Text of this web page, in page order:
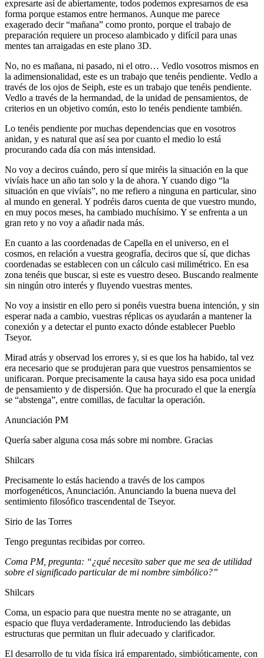
expresarte así de abiertamente, todos podemos expresarnos de esa
forma porque estamos entre hermanos. Aunque me parece
exagerado decir “mañana” como pronto, porque el trabajo de
preparación requiere un proceso alambicado y difícil para unas
mentes tan arraigadas en este plano 3D.
No, no es mañana, ni pasado, ni el otro… Vedlo vosotros mismos en
la adimensionalidad, este es un trabajo que tenéis pendiente. Vedlo a
través de los ojos de Seiph, este es un trabajo que tenéis pendiente.
Vedlo a través de la hermandad, de la unidad de pensamientos, de
criterios en un objetivo común, esto lo tenéis pendiente también.
Lo tenéis pendiente por muchas dependencias que en vosotros
anidan, y es natural que así sea por cuanto el medio lo está
procurando cada día con más intensidad.
No voy a deciros cuándo, pero sí que miréis la situación en la que
vivíais hace un año tan solo y la de ahora. Y cuando digo “la
situación en que vivíais”, no me refiero a ninguna en particular, sino
al mundo en general. Y podréis daros cuenta de que vuestro mundo,
en muy pocos meses, ha cambiado muchísimo. Y se enfrenta a un
gran reto y no voy a añadir nada más.
En cuanto a las coordenadas de Capella en el universo, en el
cosmos, en relación a vuestra geografía, deciros que sí, que dichas
coordenadas se establecen con un cálculo casi milimétrico. En esa
zona tenéis que buscar, si este es vuestro deseo. Buscando realmente
sin ningún otro interés y fluyendo vuestras mentes.
No voy a insistir en ello pero si ponéis vuestra buena intención, y sin
esperar nada a cambio, vuestras réplicas os ayudarán a mantener la
conexión y a detectar el punto exacto dónde establecer Pueblo
Tseyor.
Mirad atrás y observad los errores y, si es que los ha habido, tal vez
era necesario que se produjeran para que vuestros pensamientos se
unificaran. Porque precisamente la causa haya sido esa poca unidad
de pensamiento y de dispersión. Que ha procurado el que la energía
se “abstenga”, entre comillas, de facultar la operación.
Anunciación PM
Quería saber alguna cosa más sobre mi nombre. Gracias
Shilcars
Precisamente lo estás haciendo a través de los campos
morfogenéticos, Anunciación. Anunciando la buena nueva del
sentimiento filosófico trascendental de Tseyor.
Sirio de las Torres
Tengo preguntas recibidas por correo.
Coma PM, pregunta: “¿qué necesito saber que me sea de utilidad
sobre el significado particular de mi nombre simbólico?”
Shilcars
Coma, un espacio para que nuestra mente no se atragante, un
espacio que fluya verdaderamente. Introduciendo las debidas
estructuras que permitan un fluir adecuado y clarificador.
El desarrollo de tu vida física irá emparentado, simbióticamente, con